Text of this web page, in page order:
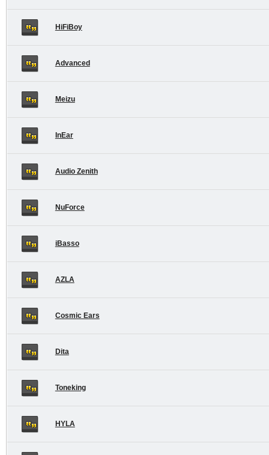
HiFiBoy
Advanced
Meizu
InEar
Audio Zenith
NuForce
iBasso
AZLA
Cosmic Ears
Dita
Toneking
HYLA